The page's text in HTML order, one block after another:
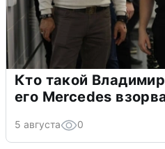
Кто такой
его Mercedes
5 августа 0